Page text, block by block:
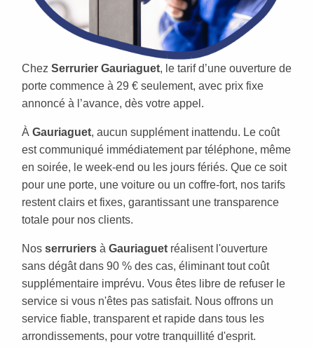
Chez Serrurier Gauriaguet, le tarif d’une ouverture de
porte commence à 29 € seulement, avec prix fixe
annoncé à l’avance, dès votre appel.
À Gauriaguet, aucun supplément inattendu. Le coût
est communiqué immédiatement par téléphone, même
en soirée, le week-end ou les jours fériés. Que ce soit
pour une porte, une voiture ou un coffre-fort, nos tarifs
restent clairs et fixes, garantissant une transparence
totale pour nos clients.
Nos serruriers à Gauriaguet réalisent l'ouverture
sans dégât dans 90 % des cas, éliminant tout coût
supplémentaire imprévu. Vous êtes libre de refuser le
service si vous n'êtes pas satisfait. Nous offrons un
service fiable, transparent et rapide dans tous les
arrondissements, pour votre tranquillité d'esprit.